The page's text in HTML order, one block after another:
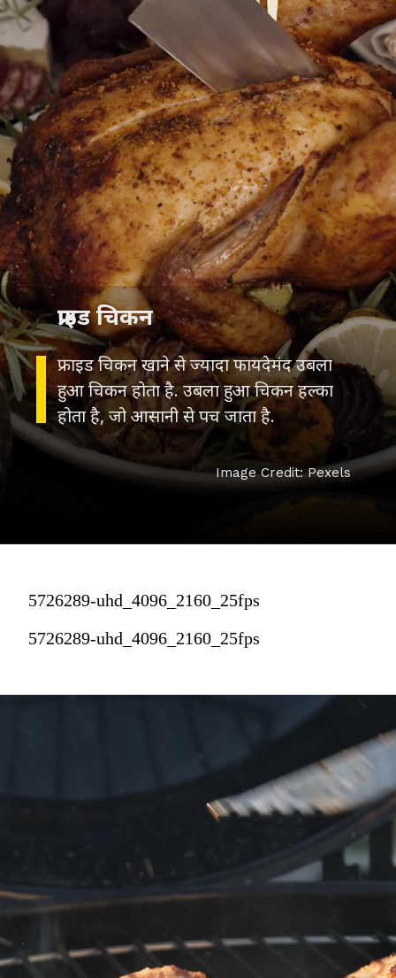
फ्राइड चिकन खाने से ज्यादा फायदेमंद उबला
हुआ चिकन होता है. उबला हुआ चिकन हल्का
होता है, जो आसानी से पच जाता है.
फ्राइड चिकन
5726289-uhd_4096_2160_25fps
5726289-uhd_4096_2160_25fps